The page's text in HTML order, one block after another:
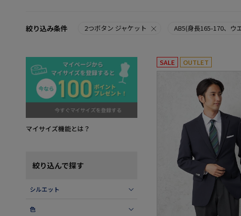
絞り込み条件 2つボタン ジャケット AB5(身長165-170、ウ
マイサイズ機能とは？
絞り込んで探す
シルエット
色
SALE OUTLET